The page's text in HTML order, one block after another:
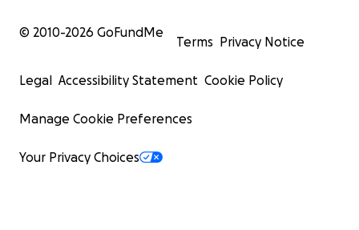
© 2010-2026 GoFundMe
Terms Privacy Notice
Legal Accessibility Statement Cookie Policy
Manage Cookie Preferences
Your Privacy Choices